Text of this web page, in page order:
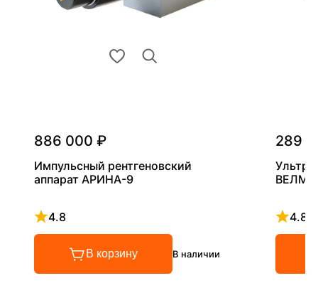
886 000 ₽
Импульсный рентгеновский
аппарат АРИНА-9
4.8
Рейтинг 4.8 из 5
В корзину В наличии
289
4.8